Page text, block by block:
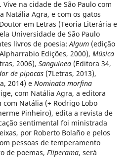
na cidade de São Paulo com
Natália Agra, e com os gatos
em Letras (Teoria Literária e
Universidade de São Paulo
livros de poesia:Algum(edição
Edições, 2000), Música
2006), Sanguínea(Editora 34,
de pipocas(7Letras, 2013),
2014) e Nominata morfina
com Natália Agra, a editora
com Natália (+ Rodrigo Lobo
Pinheiro), edita a revista de
sentimental foi ministrada
por Roberto Bolaño e pelos
pessoas de temperamento
de poemas, Fliperama, será